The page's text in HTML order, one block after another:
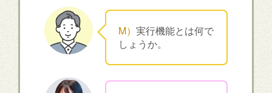
M） 実行機能とは何で
しょうか。